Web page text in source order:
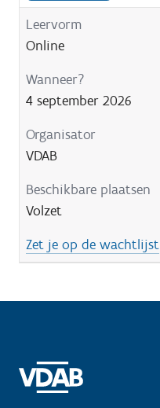
Online
4 september 2026
VDAB
Volzet
Zet je op de wachtlijst